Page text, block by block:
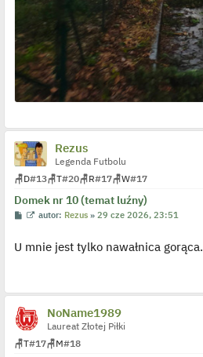
Rezus
Legenda Futbolu
🪑D#13🪑T#20🪑R#17🪑W#17
Domek nr 10 (temat luźny)
P
t
W
w
p
j
e
y
autor: Rezus »29 cze 2026, 23:51
U mnie jest tylko nawałnica gorąca.
NoName1989
Laureat Złotej Piłki
🪑T#17🪑M#18